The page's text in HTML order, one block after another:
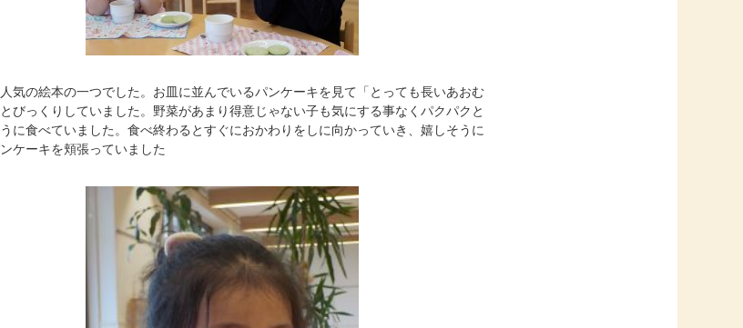
気の絵本の一つでした。お皿に並んでいるパンケーキを見て「とっても長いあおむ
びっくりしていました。野菜があまり得意じゃない子も気にする事なくパクパクと
に食べていました。食べ終わるとすぐにおかわりをしに向かっていき、嬉しそうに
ケーキを頬張っていました